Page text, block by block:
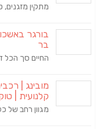
מתקין מזגנים,
בר
החיים סך הכל
מובינג |
קלנועית |
מגוון רחב של